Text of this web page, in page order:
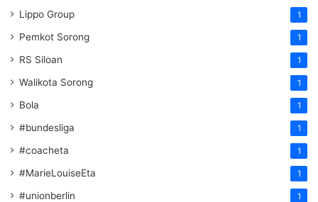
Lippo Group 1
Pemkot Sorong 1
RS Siloan 1
Walikota Sorong 1
Bola 1
#bundesliga 1
#coacheta 1
#MarieLouiseEta 1
#unionberlin 1